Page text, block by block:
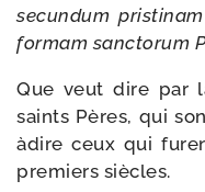
secun­dum
for­mam sanc­to­rum
Que veut dire par
saints Pères, qui
àdire ceux qui
pre­miers siècles.